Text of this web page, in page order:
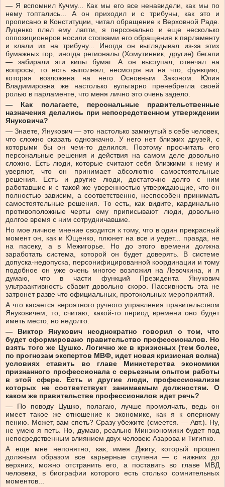
— Я вспомнил Кучму... Как мы его все ненавидели, как мы по
нему топтались... А он приходил и с трибуны, как это и
прописано в Конституции, читал обращение к Верховной Раде.
Луценко плел ему лапти, я персонально и еще несколько
оппозиционеров носили стопками его обращения к парламенту
и клали их на трибуну... Иногда он выглядывал из-за этих
бумажных гор, иногда регионалы (Хомутинник, другие) бегали
— забирали эти кипы бумаг. А он выступал, отвечал на
вопросы, то есть выполнял, несмотря ни на что, функцию,
которая возложена на него Основным Законом. Юлия
Владимировна же настолько вульгарно пренебрегла своей
ролью в парламенте, что меня лично это очень задело.
— Как полагаете, персональные правительственные
назначения делались при непосредственном утверждении
Януковича?
— Знаете, Янукович — это настолько замкнутый в себе человек,
что сложно сказать однозначно. У него нет близких друзей, с
которыми бы он чем-то делился. Поэтому просчитать его
персональные решения и действия на самом деле довольно
сложно. Есть люди, которые считают себя близкими к нему и
уверяют, что он принимает абсолютно самостоятельные
решения. Есть и другие люди, достаточно долго с ним
работавшие и с такой же уверенностью утверждающие, что он
полностью зависим, а соответственно, неспособен принимать
самостоятельные решения. То есть, как видите, кардинально
противоположные черты ему приписывают люди, довольно
долгое время с ним сотрудничавшие.
Но мое личное мнение сводится к тому, что в один прекрасный
момент он, как и Ющенко, плюнет на все и уедет... правда, не
на пасеку, а в Межигорье. Но до этого времени должна
заработать система, которой он будет доверять. В системе
допуска-недопуска, персонифицированной координации и тому
подобное он уже очень многое возложил на Левочкина, и я
думаю, что в части функций Президента Янукович
ультраактивность сбавит довольно скоро. Пассивность эта не
затронет разве что официальных, протокольных мероприятий.
А что касается вероятного ручного управления правительством
Януковичем, то, считаю, какой-то период времени оно будет
иметь место, но недолго.
— Виктор Янукович неоднократно говорил о том, что
будет сформировано правительство профессионалов. Но
взять того же Цушко. Логично же в кризисных (тем более,
по прогнозам экспертов МВФ, идет новая кризисная волна)
условиях ставить во главе Министерства экономики
признанного профессионала с серьезным опытом работы
в этой сфере. Есть и другие люди, профессионализм
которых не соответствует занимаемым должностям. О
каком же правительстве профессионалов идет речь?
— По поводу Цушко, полагаю, лучше промолчать, ведь он
имеет такое же отношение к экономике, как я к оперному
пению. Может, вам спеть? Сразу убежите (смеется. — Авт.). Ну,
не умею я петь. Но, думаю, реально Минэкономики будет под
непосредственным влиянием двух человек: Азарова и Тигипко.
А еще мне непонятно, как, имея Джигу, который прошел
должным образом все карьерные ступени — с нижних до
верхних, можно отстранить его, а поставить во главе МВД
человека, в биографии которого есть столько сомнительных
моментов...